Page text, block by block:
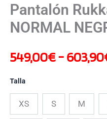
Pantalón
NORMAL
549,00€ -603,90
Talla
XS S M